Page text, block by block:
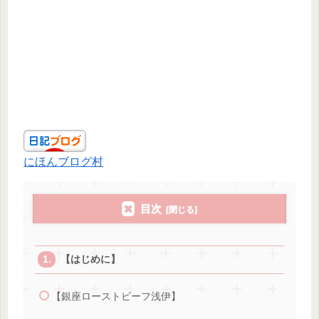
にほんブログ村
目次
【はじめに】
【銀座ローストビーフ浅伊】